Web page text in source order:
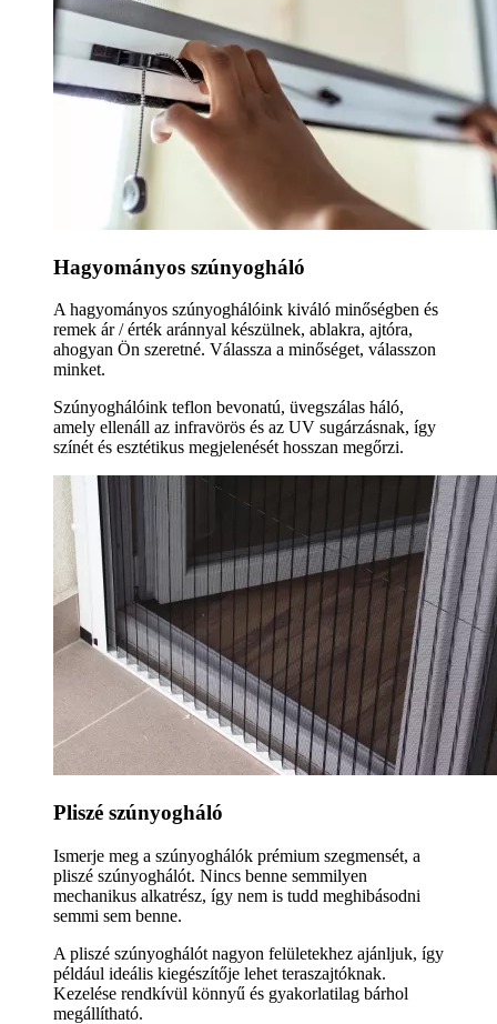
Hagyományos szúnyogháló
A hagyományos szúnyoghálóink kiváló minőségben és
remek ár / érték aránnyal készülnek, ablakra, ajtóra,
ahogyan Ön szeretné. Válassza a minőséget, válasszon
minket.
Szúnyoghálóink teflon bevonatú, üvegszálas háló,
amely ellenáll az infravörös és az UV sugárzásnak, így
színét és esztétikus megjelenését hosszan megőrzi.
Pliszé szúnyogháló
Ismerje meg a szúnyoghálók prémium szegmensét, a
pliszé szúnyoghálót. Nincs benne semmilyen
mechanikus alkatrész, így nem is tudd meghibásodni
semmi sem benne.
A pliszé szúnyoghálót nagyon felületekhez ajánljuk, így
például ideális kiegészítője lehet teraszajtóknak.
Kezelése rendkívül könnyű és gyakorlatilag bárhol
megállítható.